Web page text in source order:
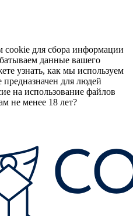
для сбора информации
данные вашего
узнать, как мы используем
для людей
на использование файлов
не менее 18 лет?